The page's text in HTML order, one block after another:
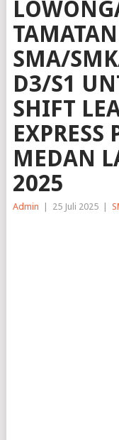
TAMATAN
SMA/
D3/S1
SHIFT
EXPRESS
MEDAN
2025
Admin 25 Juli 2025